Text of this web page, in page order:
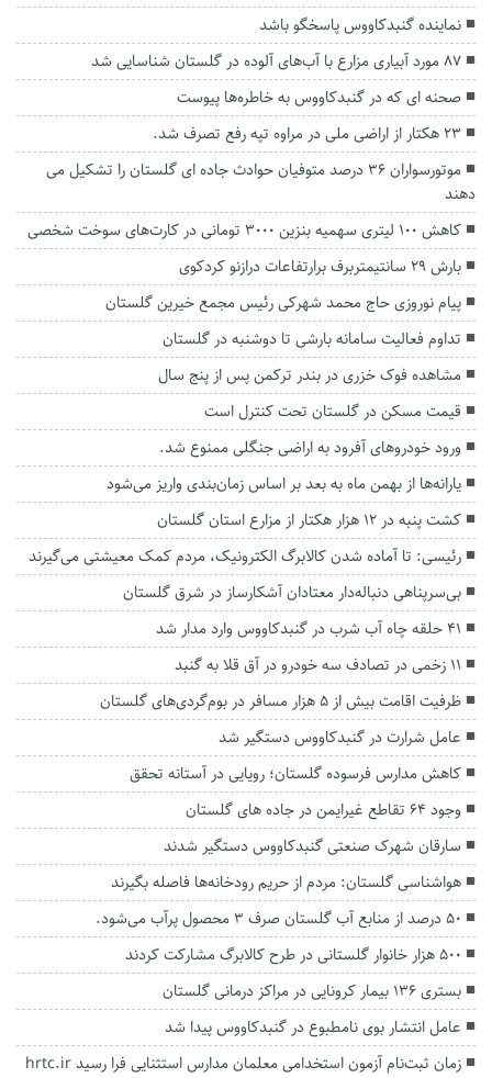
نماینده گنبدکاووس پاسخگو باشد
۸۷ مورد آبیاری مزارع با آب‌های آلوده در گلستان شناسایی شد
صحنه ای که در گنبدکاووس به خاطره‌ها پیوست
۲۳ هکتار از اراضی ملی در مراوه تپه رفع تصرف شد.
موتورسواران ۳۶ درصد متوفیان حوادث جاده ای گلستان را تشکیل می
دهند
کاهش 100 لیتری سهمیه بنزین 3000 تومانی در کارت‌های سوخت شخصی
بارش ۲۹ سانتیمتربرف برارتفاعات درازنو کردکوی
پیام نوروزی حاج محمد شهرکی رئیس مجمع خیرین گلستان
تداوم فعالیت سامانه بارشی تا دوشنبه در گلستان
مشاهده فوک خزری در بندر ترکمن پس از پنج سال
قیمت مسکن در گلستان تحت کنترل است
ورود خودروهای آفرود به اراضی جنگلی ممنوع شد.
یارانه‌ها از بهمن ماه به بعد بر اساس زمان‌بندی واریز می‌شود
کشت پنبه در ۱۲ هزار هکتار از مزارع استان گلستان
رئیسی: تا آماده شدن کالابرگ الکترونیک، مردم کمک معیشتی می‌گیرند
بی‌سرپناهی دنباله‌دار معتادان آشکارساز در شرق گلستان
۴۱ حلقه چاه آب شرب در گنبدکاووس وارد مدار شد
۱۱ زخمی در تصادف سه خودرو در آق قلا به گنبد
ظرفیت اقامت بیش از ۵ هزار مسافر در بوم‌گردی‌های گلستان
عامل شرارت در گنبدكاووس دستگیر شد
کاهش مدارس فرسوده گلستان؛ رویایی در آستانه تحقق
وجود ۶۴ تقاطع غیرایمن در جاده های گلستان
سارقان شهرک صنعتی گنبدکاووس دستگیر شدند
هواشناسی گلستان: مردم از حریم رودخانه‌ها فاصله بگیرند
۵۰ درصد از منابع آب گلستان صرف ۳ محصول پرآب می‌شود.
۵۰۰ هزار خانوار گلستانی در طرح کالابرگ مشارکت کردند
بستری ۱۳۶ بیمار کرونایی در مراکز درمانی گلستان
عامل انتشار بوی نامطبوع در گنبدکاووس پیدا شد
زمان ثبت‌نام آزمون استخدامی معلمان مدارس استثنایی فرا رسید hrtc.ir